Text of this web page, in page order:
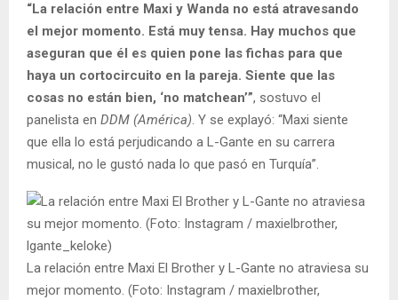
“La relación entre Maxi y Wanda no está atravesando
el mejor momento. Está muy tensa. Hay muchos que
aseguran que él es quien pone las fichas para que
haya un cortocircuito en la pareja. Siente que las
cosas no están bien, ‘no matchean’”, sostuvo el
panelista en DDM (América). Y se explayó: “Maxi siente
que ella lo está perjudicando a L-Gante en su carrera
musical, no le gustó nada lo que pasó en Turquía”.
La relación entre Maxi El Brother y L-Gante no atraviesa su
mejor momento. (Foto: Instagram / maxielbrother,